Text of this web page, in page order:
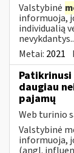
Valstybinė
informuoja,
individualią
Metai: 2021
daugiau
pajamų
Web turinio
Valstybinė
informuoja,
(angl.